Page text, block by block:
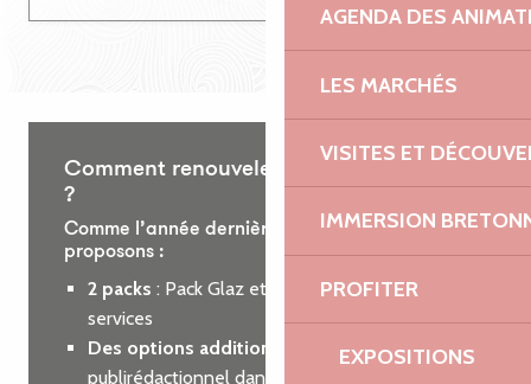
AGENDA DES
LES MARCHÉS
VISITES ET
IMMERSION
PROFITER
EXPOSITIONS
Comment renouveler votre partenariat
?
Comme l’année dernière, nous vous
proposons :
2 packs : Pack Glaz et Pack Roz, incluant des
services
Des options additionnelles
: encart
publirédactionnel dans le guide des loisirs ou